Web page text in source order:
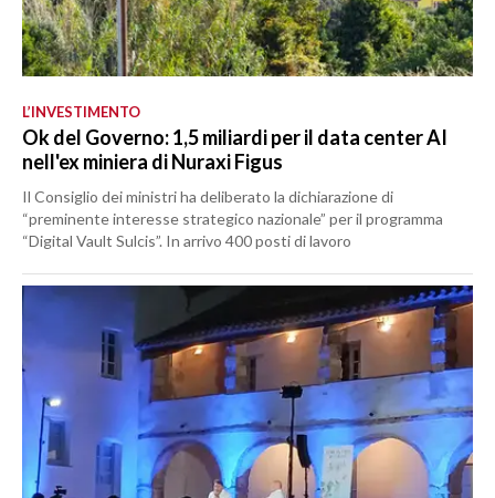
L’INVESTIMENTO
Ok del Governo: 1,5 miliardi per il data center AI
nell'ex miniera di Nuraxi Figus
Il Consiglio dei ministri ha deliberato la dichiarazione di
“preminente interesse strategico nazionale” per il programma
“Digital Vault Sulcis”. In arrivo 400 posti di lavoro